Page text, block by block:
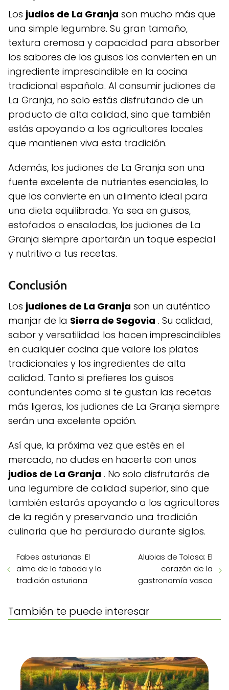
Los judios de La Granja son mucho más que
una simple legumbre. Su gran tamaño,
textura cremosa y capacidad para absorber
los sabores de los guisos los convierten en un
ingrediente imprescindible en la cocina
tradicional española. Al consumir judiones de
La Granja, no solo estás disfrutando de un
producto de alta calidad, sino que también
estás apoyando a los agricultores locales
que mantienen viva esta tradición.
Además, los judiones de La Granja son una
fuente excelente de nutrientes esenciales, lo
que los convierte en un alimento ideal para
una dieta equilibrada. Ya sea en guisos,
estofados o ensaladas, los judiones de La
Granja siempre aportarán un toque especial
y nutritivo a tus recetas.
Conclusión
Los judiones de La Granja son un auténtico
manjar de la Sierra de Segovia . Su calidad,
sabor y versatilidad los hacen imprescindibles
en cualquier cocina que valore los platos
tradicionales y los ingredientes de alta
calidad. Tanto si prefieres los guisos
contundentes como si te gustan las recetas
más ligeras, los judiones de La Granja siempre
serán una excelente opción.
Así que, la próxima vez que estés en el
mercado, no dudes en hacerte con unos
judios de La Granja . No solo disfrutarás de
una legumbre de calidad superior, sino que
también estarás apoyando a los agricultores
de la región y preservando una tradición
culinaria que ha perdurado durante siglos.
Fabes asturianas: El
alma de la fabada y la
tradición asturiana
Alubias de Tolosa: El
corazón de la
gastronomía vasca
También te puede interesar